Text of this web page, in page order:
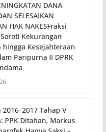
DANA
SELESAIKAN
HAK NAKESFraksi
Kekurangan
hingga Kesejahteraan
Paripurna II DPRK
Tahap V
PPK Ditahan, Markus